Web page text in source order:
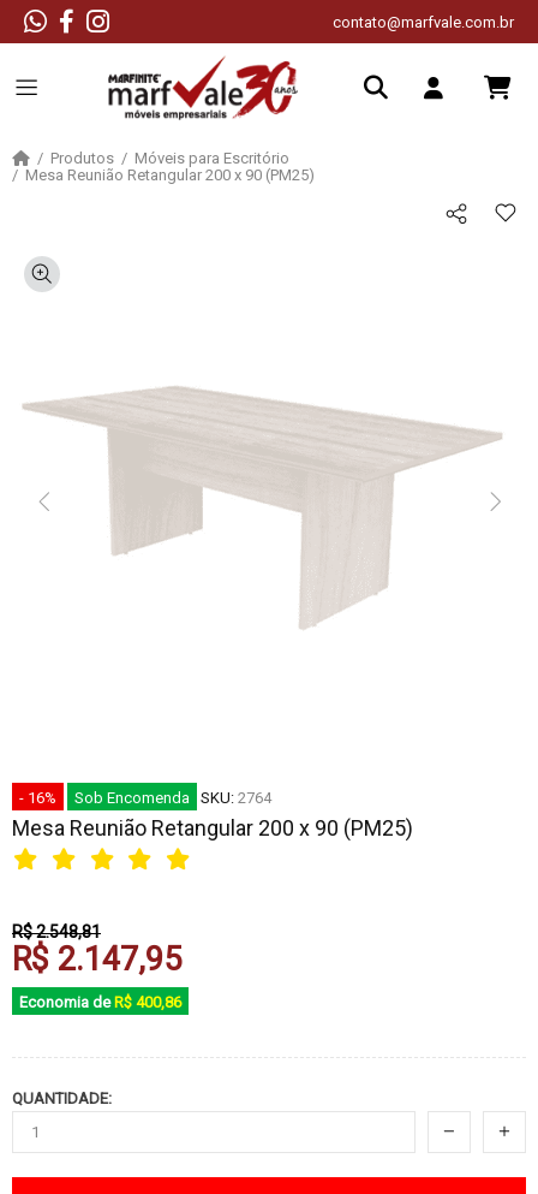
contato@marfvale.com.br
Produtos
Móveis para Escritório
Mesa Reunião Retangular 200 x 90 (PM25)
- 16% Sob Encomenda SKU: 2764
Mesa Reunião Retangular 200 x 90 (PM25)
R$ 2.548,81
R$ 2.147,95
Economia de R$ 400,86
QUANTIDADE: